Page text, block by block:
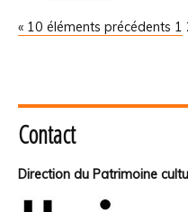
« 10 éléments précédents 1
Contact
Direction du Patrimoine